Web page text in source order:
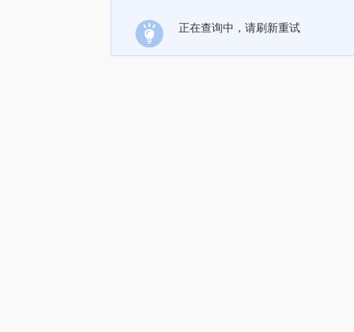
正在查询中，请刷新重试